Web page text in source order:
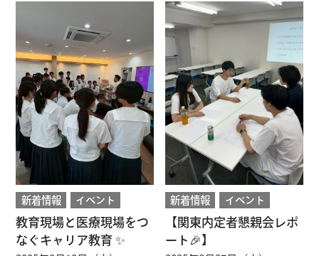
新着情報 イベント
教育現場と医療現場をつ
なぐキャリア教育 ✨
新着情報 イベント
【関東内定者懇親会レポ
ート🎉】